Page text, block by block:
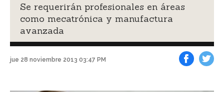
Se requerirán profesionales en áreas
como mecatrónica y manufactura
avanzada
jue 28 noviembre 2013 03:47 PM